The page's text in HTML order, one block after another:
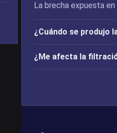
La brecha expuesta
¿Cuándo se produjo
¿Me afecta la